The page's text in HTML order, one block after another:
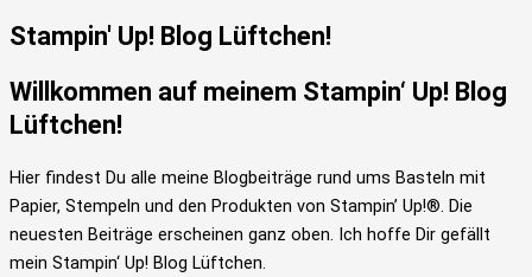
Stampin' Up! Blog Lüftchen!
Willkommen auf meinem Stampin‘ Up! Blog
Lüftchen!
Hier findest Du alle meine Blogbeiträge rund ums Basteln mit
Papier, Stempeln und den Produkten von Stampin’ Up!®. Die
neuesten Beiträge erscheinen ganz oben. Ich hoffe Dir gefällt
mein Stampin‘ Up! Blog Lüftchen.